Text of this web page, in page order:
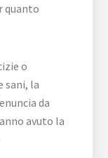
quanto
o
sani, la
da
avuto la